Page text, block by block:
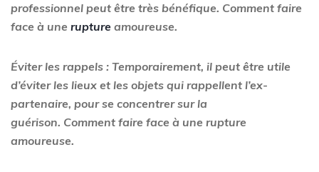
professionnel peut être très bénéfique. Comment faire
face à une rupture amoureuse.
Éviter les rappels : Temporairement, il peut être utile
d’éviter les lieux et les objets qui rappellent l’ex-
partenaire, pour se concentrer sur la
guérison. Comment faire face à une rupture
amoureuse.